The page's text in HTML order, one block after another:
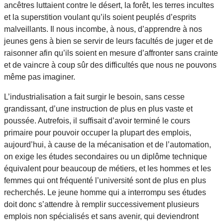
ancêtres luttaient contre le désert, la forêt, les terres incultes
et la superstition voulant qu’ils soient peuplés d’esprits
malveillants. Il nous incombe, à nous, d’apprendre à nos
jeunes gens à bien se servir de leurs facultés de juger et de
raisonner afin qu’ils soient en mesure d’affronter sans crainte
et de vaincre à coup sûr des difficultés que nous ne pouvons
même pas imaginer.
L’industrialisation a fait surgir le besoin, sans cesse
grandissant, d’une instruction de plus en plus vaste et
poussée. Autrefois, il suffisait d’avoir terminé le cours
primaire pour pouvoir occuper la plupart des emplois,
aujourd’hui, à cause de la mécanisation et de l’automation,
on exige les études secondaires ou un diplôme technique
équivalent pour beaucoup de métiers, et les hommes et les
femmes qui ont fréquenté l’université sont de plus en plus
recherchés. Le jeune homme qui a interrompu ses études
doit donc s’attendre à remplir successivement plusieurs
emplois non spécialisés et sans avenir, qui deviendront